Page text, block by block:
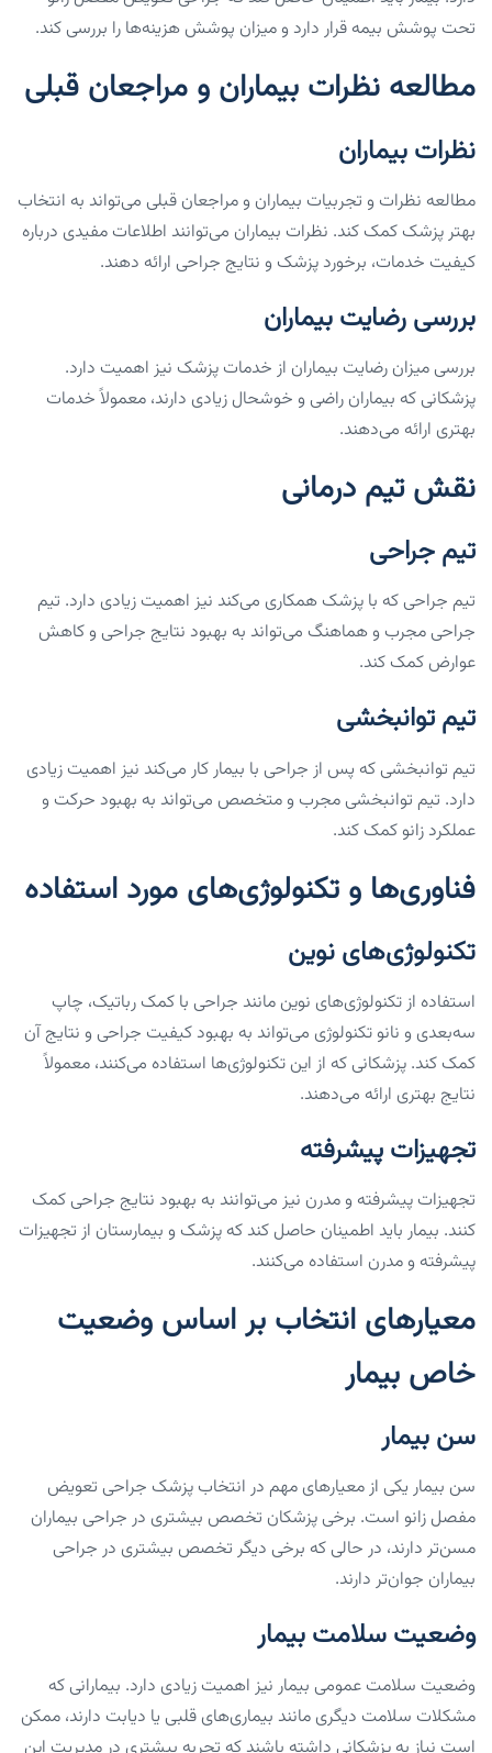
تحت پوشش بیمه قرار دارد و میزان پوشش هزینه‌ها را بررسی کند.
مطالعه نظرات بیماران و مراجعان قبلی
نظرات بیماران
مطالعه نظرات و تجربیات بیماران و مراجعان قبلی می‌تواند به انتخاب
بهتر پزشک کمک کند. نظرات بیماران می‌توانند اطلاعات مفیدی درباره
کیفیت خدمات، برخورد پزشک و نتایج جراحی ارائه دهند.
بررسی رضایت بیماران
بررسی میزان رضایت بیماران از خدمات پزشک نیز اهمیت دارد.
پزشکانی که بیماران راضی و خوشحال زیادی دارند، معمولاً خدمات
بهتری ارائه می‌دهند.
نقش تیم درمانی
تیم جراحی
تیم جراحی که با پزشک همکاری می‌کند نیز اهمیت زیادی دارد. تیم
جراحی مجرب و هماهنگ می‌تواند به بهبود نتایج جراحی و کاهش
عوارض کمک کند.
تیم توانبخشی
تیم توانبخشی که پس از جراحی با بیمار کار می‌کند نیز اهمیت زیادی
دارد. تیم توانبخشی مجرب و متخصص می‌تواند به بهبود حرکت و
عملکرد زانو کمک کند.
فناوری‌ها و تکنولوژی‌های مورد استفاده
تکنولوژی‌های نوین
استفاده از تکنولوژی‌های نوین مانند جراحی با کمک رباتیک، چاپ
سه‌بعدی و نانو تکنولوژی می‌تواند به بهبود کیفیت جراحی و نتایج آن
کمک کند. پزشکانی که از این تکنولوژی‌ها استفاده می‌کنند، معمولاً
نتایج بهتری ارائه می‌دهند.
تجهیزات پیشرفته
تجهیزات پیشرفته و مدرن نیز می‌توانند به بهبود نتایج جراحی کمک
کنند. بیمار باید اطمینان حاصل کند که پزشک و بیمارستان از تجهیزات
پیشرفته و مدرن استفاده می‌کنند.
معیارهای انتخاب بر اساس وضعیت
خاص بیمار
سن بیمار
سن بیمار یکی از معیارهای مهم در انتخاب پزشک جراحی تعویض
مفصل زانو است. برخی پزشکان تخصص بیشتری در جراحی بیماران
مسن‌تر دارند، در حالی که برخی دیگر تخصص بیشتری در جراحی
بیماران جوان‌تر دارند.
وضعیت سلامت بیمار
وضعیت سلامت عمومی بیمار نیز اهمیت زیادی دارد. بیمارانی که
مشکلات سلامت دیگری مانند بیماری‌های قلبی یا دیابت دارند، ممکن